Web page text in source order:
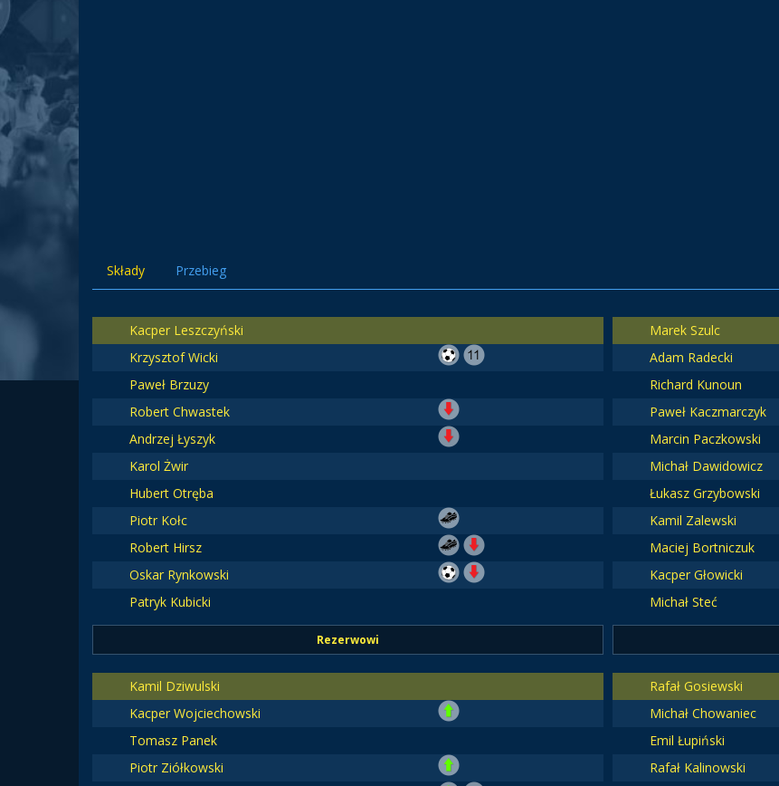
Składy Przebieg
Kacper Leszczyński
Krzysztof Wicki
Paweł Brzuzy
Robert Chwastek
Andrzej Łyszyk
Karol Żwir
Hubert Otręba
Piotr Kołc
Robert Hirsz
Oskar Rynkowski
Patryk Kubicki
Rezerwowi
Kamil Dziwulski
Kacper Wojciechowski
Tomasz Panek
Piotr Ziółkowski
Marek Szulc
Adam Radecki
Richard Kunoun
Paweł Kaczmarczyk
Marcin Paczkowski
Michał Dawidowicz
Łukasz Grzybowski
Kamil Zalewski
Maciej Bortniczuk
Kacper Głowicki
Michał Steć
Rafał Gosiewski
Michał Chowaniec
Emil Łupiński
Rafał Kalinowski